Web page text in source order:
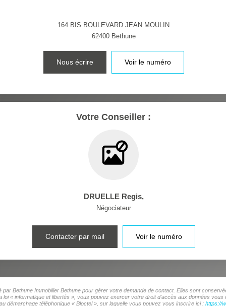
DES MÉNAGES SANS VOITURE
DES LYCÉES
164 BIS BOULEVARD JEAN MOULIN
62400 Bethune
Nous écrire Voir le numéro
Votre Conseiller :
DRUELLE Regis,
Négociateur
Contacter par mail Voir le numéro
Bethune Immobilier Bethune pour gérer votre demande de contact. Elles sont
« informatique et libertés », vous pouvez exercer votre droit d'accès aux données
démarchage téléphonique « Bloctel », sur laquelle vous pouvez vous inscrire ici : https://